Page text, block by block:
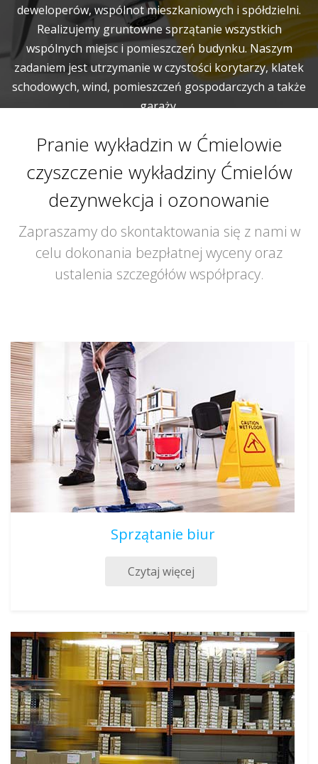
deweloperów, wspólnot mieszkaniowych i spółdzielni.
Realizujemy gruntowne sprzątanie wszystkich
wspólnych miejsc i pomieszczeń budynku. Naszym
zadaniem jest utrzymanie w czystości korytarzy, klatek
schodowych, wind, pomieszczeń gospodarczych a także
garaży.
Pranie wykładzin w Ćmielowie
czyszczenie wykładziny Ćmielów
dezynwekcja i ozonowanie
Zapraszamy do skontaktowania się z nami w
celu dokonania bezpłatnej wyceny oraz
ustalenia szczegółów współpracy.
Sprzątanie biur
Czytaj więcej